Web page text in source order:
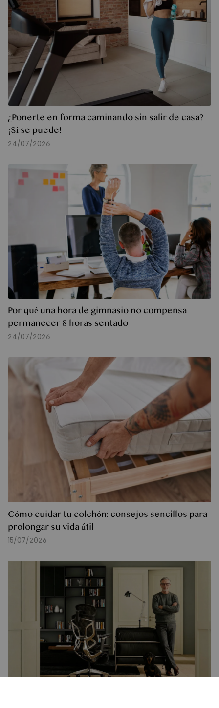
¿Ponerte en forma caminando sin salir de casa?
¡Sí se puede!
24/07/2026
Por qué una hora de gimnasio no compensa
permanecer 8 horas sentado
24/07/2026
Cómo cuidar tu colchón: consejos sencillos para
prolongar su vida útil
15/07/2026